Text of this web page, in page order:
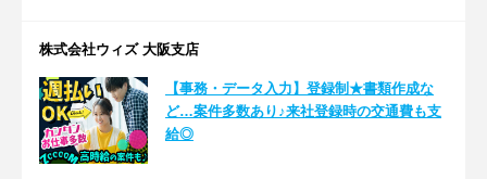
株式会社ウィズ 大阪支店
【事務・データ入力】登録制★書類作成な
ど…案件多数あり♪来社登録時の交通費も支
給◎